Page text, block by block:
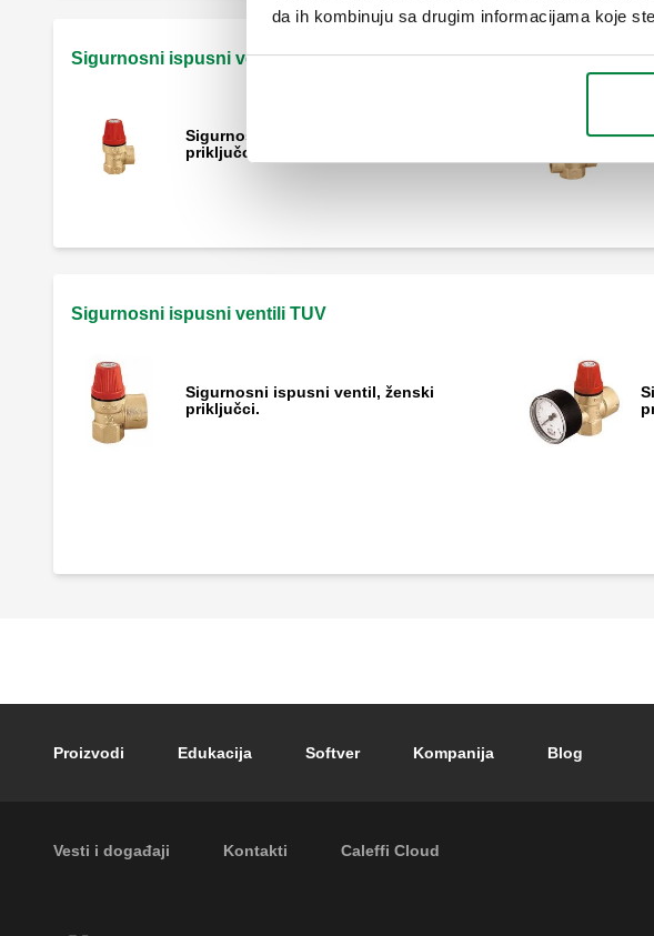
da ih kombinuju sa drugim informacijama koje
Sigurnosni ispusni ventili NF
Sigurnosni ispusni ventil, ženski
priključci.
Sigurnosni ispusni ventili TUV
Sigurnosni ispusni ventil, ženski
priključci.
Footer main navigation
Proizvodi Edukacija Softver Kompanija Blog
Footer secondary navigation
Vesti i događaji Kontakti Caleffi Cloud